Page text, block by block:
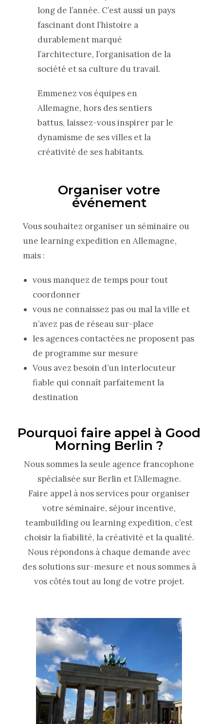
long de l’année. C’est aussi un pays
fascinant dont l’histoire a
durablement marqué
l’architecture, l’organisation de la
société et sa culture du travail.
Emmenez vos équipes en
Allemagne, hors des sentiers
battus, laissez-vous inspirer par le
dynamisme de ses villes et la
créativité de ses habitants.
Organiser votre
événement
Vous souhaitez organiser un séminaire ou
une learning expedition en Allemagne,
mais :
vous manquez de temps pour tout
coordonner
vous ne connaissez pas ou mal la ville et
n’avez pas de réseau sur-place
les agences contactées ne proposent pas
de programme sur mesure
Vous avez besoin d’un interlocuteur
fiable qui connaît parfaitement la
destination
Pourquoi faire appel à Good
Morning Berlin ?
Nous sommes la seule agence francophone
spécialisée sur Berlin et l’Allemagne.
Faire appel à nos services pour organiser
votre séminaire, séjour incentive,
teambuilding ou learning expedition, c’est
choisir la fiabilité, la créativité et la qualité.
Nous répondons à chaque demande avec
des solutions sur-mesure et nous sommes à
vos côtés tout au long de votre projet.